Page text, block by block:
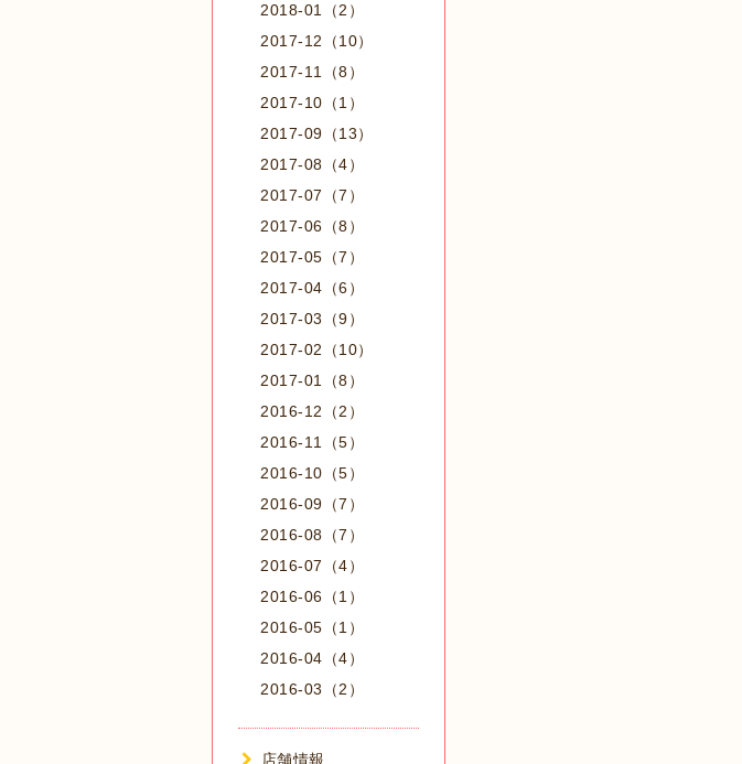
2018-01（2）
2017-12（10）
2017-11（8）
2017-10（1）
2017-09（13）
2017-08（4）
2017-07（7）
2017-06（8）
2017-05（7）
2017-04（6）
2017-03（9）
2017-02（10）
2017-01（8）
2016-12（2）
2016-11（5）
2016-10（5）
2016-09（7）
2016-08（7）
2016-07（4）
2016-06（1）
2016-05（1）
2016-04（4）
2016-03（2）
店舗情報